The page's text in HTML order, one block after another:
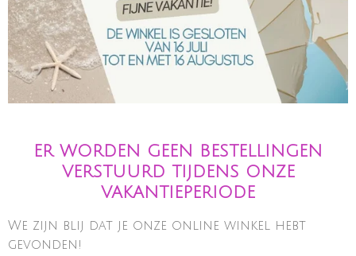
ER WORDEN GEEN BESTELLINGEN
VERSTUURD TIJDENS ONZE
VAKANTIEPERIODE
We zijn blij dat je onze online winkel hebt
gevonden!